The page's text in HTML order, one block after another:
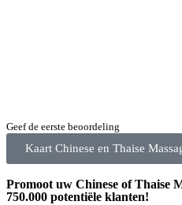
Geef de eerste beoordeling
Kaart Chinese en Thaise
Promoot uw Chinese of Thaise
750.000 potentiële klanten!